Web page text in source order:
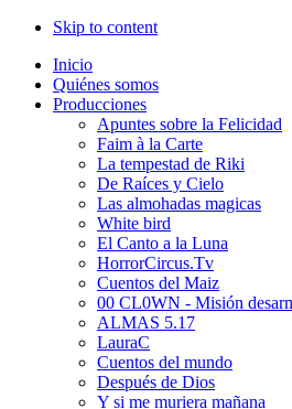
Skip to content
Inicio
Quiénes somos
Producciones
Apuntes sobre la Felicidad
Faim à la Carte
La tempestad de Riki
De Raíces y Cielo
Las almohadas magicas
White bird
El Canto a la Luna
HorrorCircus.Tv
Cuentos del Maiz
00 CL0WN - Misión
ALMAS 5.17
LauraC
Cuentos del mundo
Después de Dios
Y si me muriera mañana